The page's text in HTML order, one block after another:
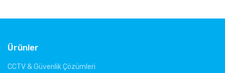
Ürünler
CCTV & Güvenlik Çözümleri